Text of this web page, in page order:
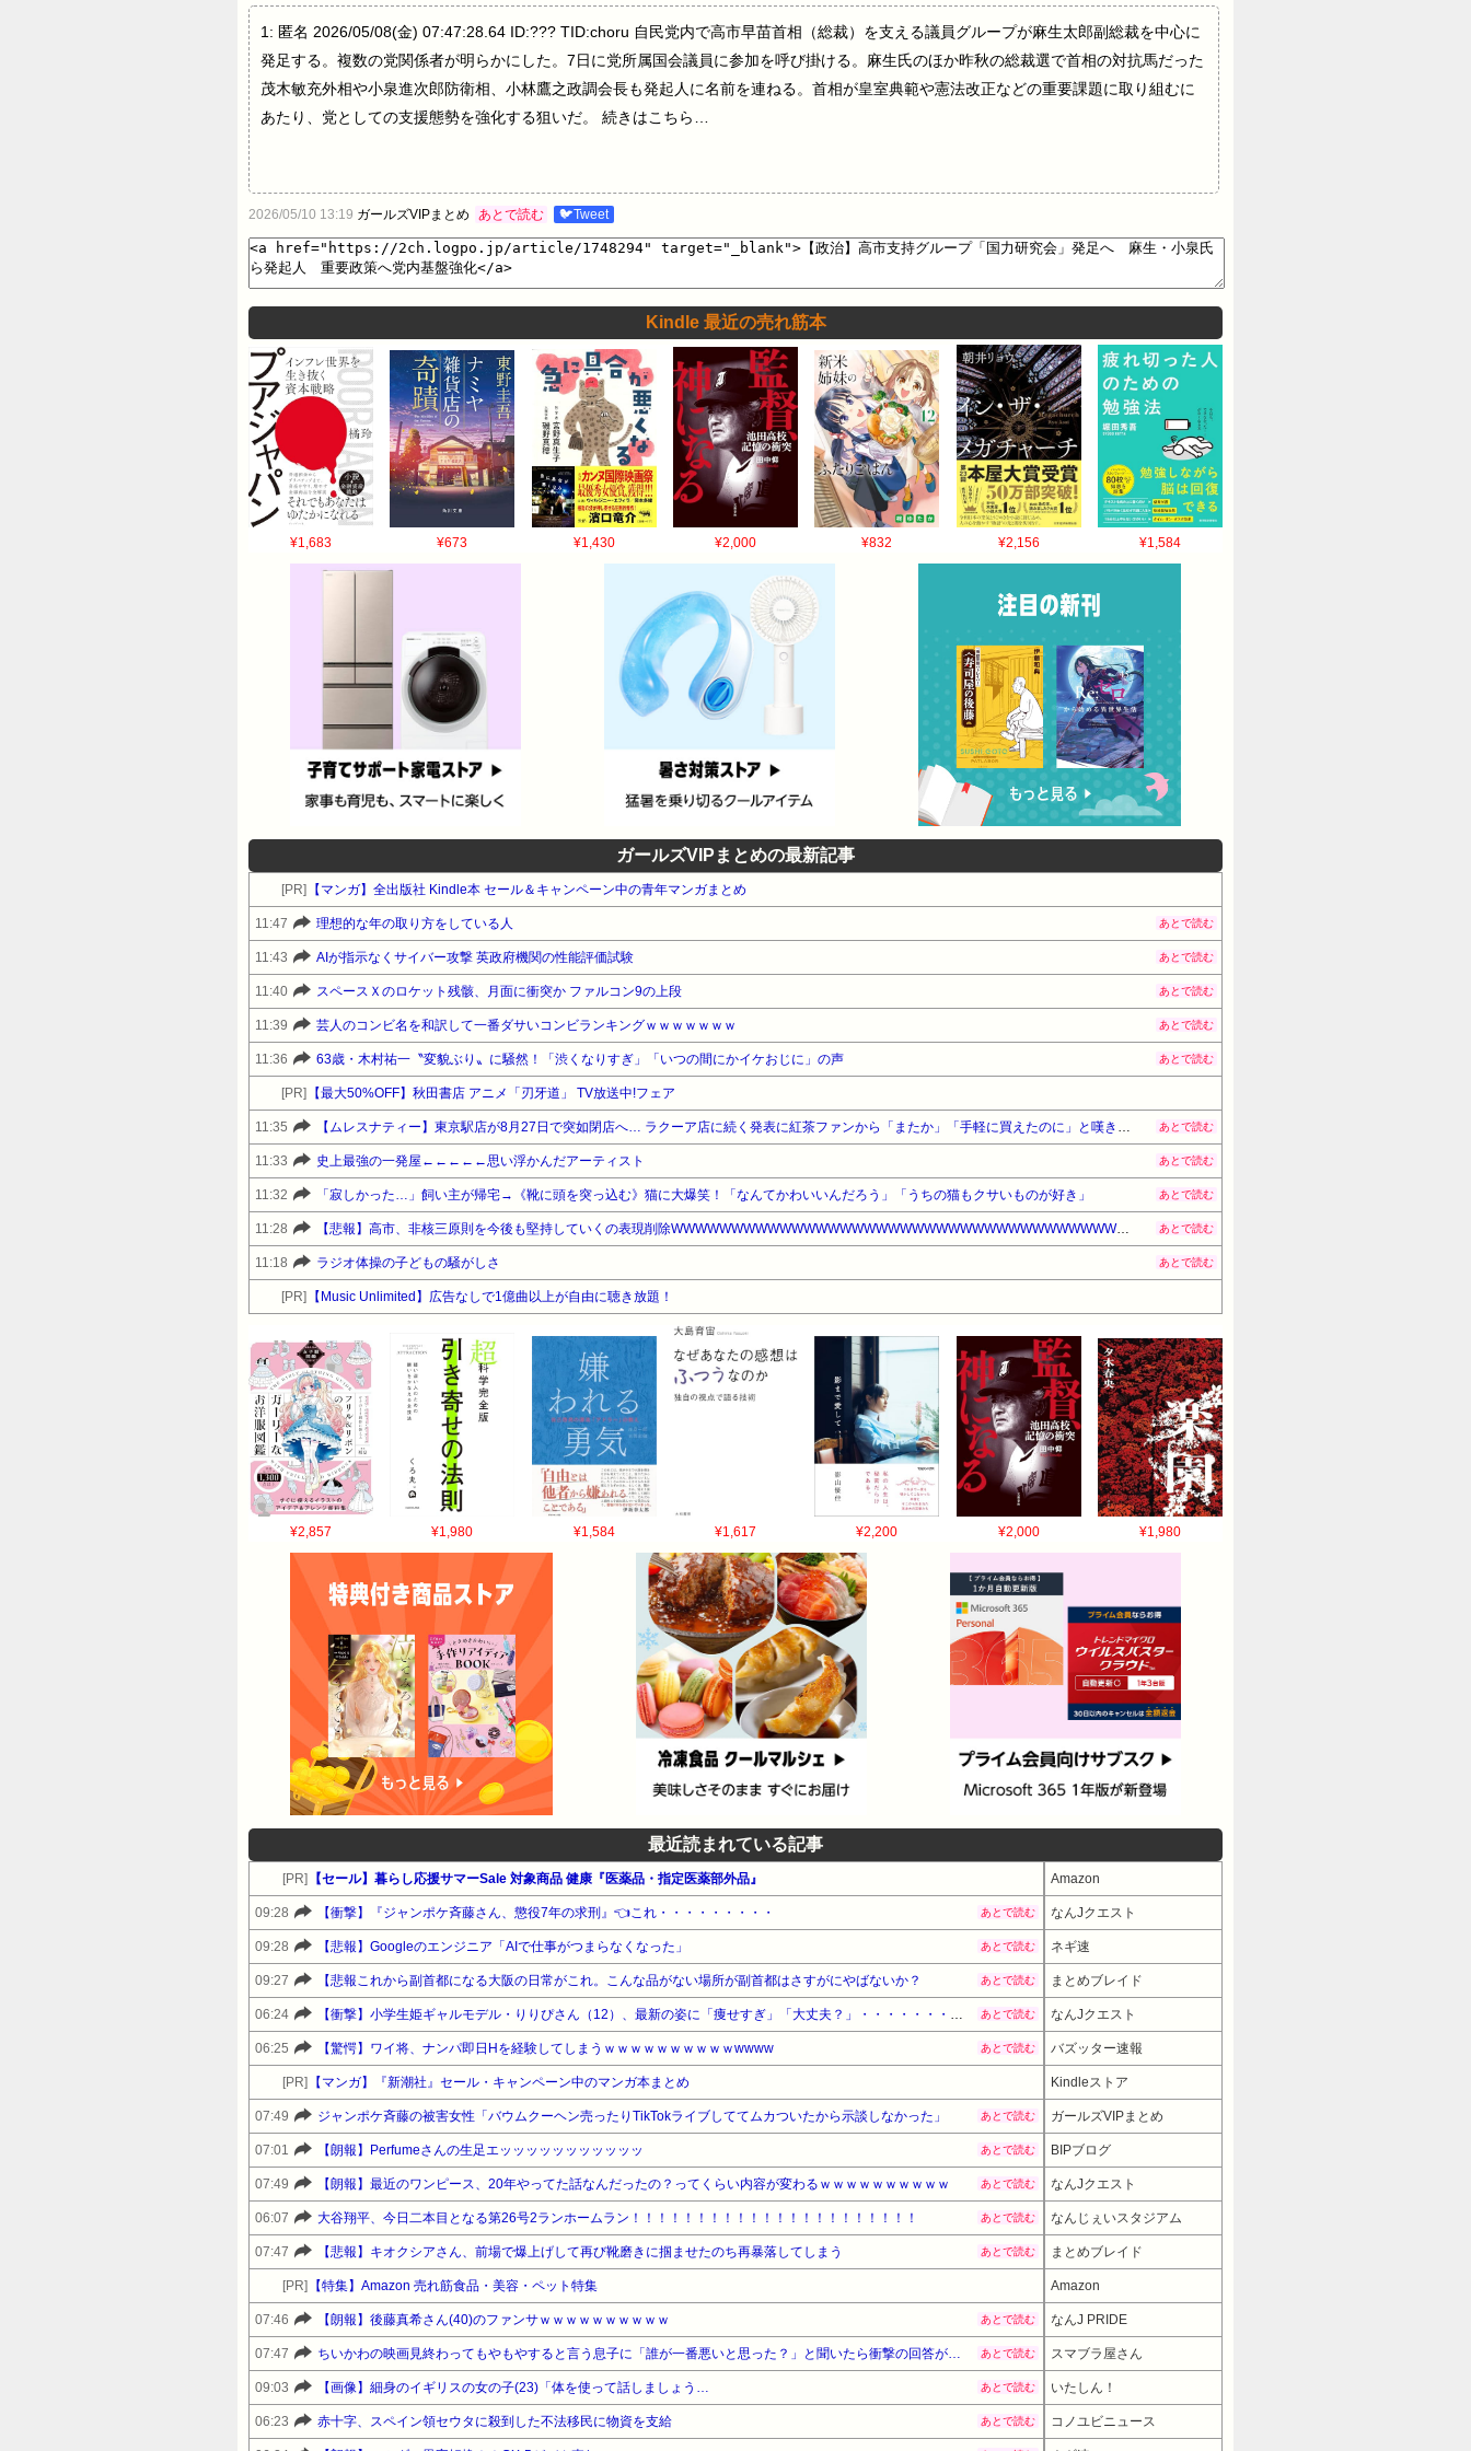
1: 匿名 2026/05/08(金) 07:47:28.64 ID:??? TID:choru 自民党内で高市早苗首相（総裁）を支える議員グループが麻生太郎副総裁を中心に
発足する。複数の党関係者が明らかにした。7日に党所属国会議員に参加を呼び掛ける。麻生氏のほか昨秋の総裁選で首相の対抗馬だった
茂木敏充外相や小泉進次郎防衛相、小林鷹之政調会長も発起人に名前を連ねる。首相が皇室典範や憲法改正などの重要課題に取り組むに
あたり、党としての支援態勢を強化する狙いだ。 続きはこちら…
2026/05/10 13:19 ガールズVIPまとめ あとで読む 🐦Tweet
Kindle 最近の売れ筋本
¥1,683 ¥673 ¥1,430 ¥2,000 ¥832 ¥2,156 ¥1,584
ガールズVIPまとめの最新記事
[PR] 【マンガ】全出版社 Kindle本 セール＆キャンペーン中の青年マンガまとめ
11:47 理想的な年の取り方をしている人 あとで読む
11:43 AIが指示なくサイバー攻撃 英政府機関の性能評価試験 あとで読む
11:40 スペースＸのロケット残骸、月面に衝突か ファルコン9の上段 あとで読む
11:39 芸人のコンビ名を和訳して一番ダサいコンビランキングｗｗｗｗｗｗｗ あとで読む
11:36 63歳・木村祐一〝変貌ぶり〟に騒然！「渋くなりすぎ」「いつの間にかイケおじに」の声 あとで読む
[PR] 【最大50%OFF】秋田書店 アニメ「刃牙道」 TV放送中!フェア
11:35 【ムレスナティー】東京駅店が8月27日で突如閉店へ… ラクーア店に続く発表に紅茶ファンから「またか」「手軽に買えたのに」と嘆きの声 あとで読む
11:33 史上最強の一発屋←←←←←思い浮かんだアーティスト あとで読む
11:32 「寂しかった…」飼い主が帰宅→《靴に頭を突っ込む》猫に大爆笑！「なんてかわいいんだろう」「うちの猫もクサいものが好き」 あとで読む
11:28 【悲報】高市、非核三原則を今後も堅持していくの表現削除WWWWWWWWWWWWWWWWWWWWWWWWWWWWWWWWWWWWWWWWWW あとで読む
11:18 ラジオ体操の子どもの騒がしさ あとで読む
[PR] 【Music Unlimited】広告なしで1億曲以上が自由に聴き放題！
¥2,857 ¥1,980 ¥1,584 ¥1,617 ¥2,200 ¥2,000 ¥1,980
最近読まれている記事
[PR] 【セール】暮らし応援サマーSale 対象商品 健康『医薬品・指定医薬部外品』 Amazon
09:28 【衝撃】『ジャンポケ斉藤さん、懲役7年の求刑』👈これ・・・・・・・・・ あとで読む なんJクエスト
09:28 【悲報】Googleのエンジニア「AIで仕事がつまらなくなった」 あとで読む ネギ速
09:27 【悲報これから副首都になる大阪の日常がこれ。こんな品がない場所が副首都はさすがにやばないか？ あとで読む まとめブレイド
06:24 あとで読む なんJクエスト
06:25 【驚愕】ワイ将、ナンパ即日Hを経験してしまうｗｗｗｗｗｗｗｗｗｗwwww あとで読む バズッター速報
[PR] 【マンガ】『新潮社』セール・キャンペーン中のマンガ本まとめ Kindleストア
07:49 ジャンポケ斉藤の被害女性「バウムクーヘン売ったりTikTokライブしててムカついたから示談しなかった」 あとで読む ガールズVIPまとめ
07:01 【朗報】Perfumeさんの生足エッッッッッッッッッッッ あとで読む BIPブログ
07:49 【朗報】最近のワンピース、20年やってた話なんだったの？ってくらい内容が変わるｗｗｗｗｗｗｗｗｗｗ あとで読む なんJクエスト
06:07 大谷翔平、今日二本目となる第26号2ランホームラン！！！！！！！！！！！！！！！！！！！！！！ あとで読む なんじぇいスタジアム
07:47 【悲報】キオクシアさん、前場で爆上げして再び靴磨きに掴ませたのち再暴落してしまう あとで読む まとめブレイド
[PR] 【特集】Amazon 売れ筋食品・美容・ペット特集 Amazon
07:46 【朗報】後藤真希さん(40)のファンサｗｗｗｗｗｗｗｗｗｗ あとで読む なんJ PRIDE
07:47 ちいかわの映画見終わってもやもやすると言う息子に「誰が一番悪いと思った？」と聞いたら衝撃の回答が… あとで読む スマブラ屋さん
09:03 【画像】細身のイギリスの女の子(23)「体を使って話しましょう… あとで読む いたしん！
06:23 赤十字、スペイン領セウタに殺到した不法移民に物資を支給 あとで読む コノユビニュース